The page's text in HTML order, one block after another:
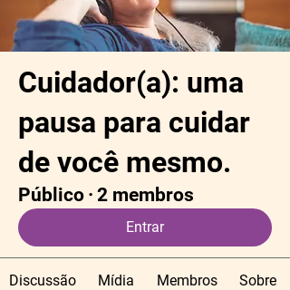
Cuidador(a): uma
pausa para cuidar
de você mesmo.
Público · 2 membros
Entrar
Discussão Mídia Membros Sobre